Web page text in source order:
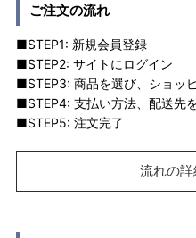
ご注文の流れ
■STEP1: 新規会員登録
■STEP2: サイトにログイン
■STEP3: 商品を選び、ショッ
■STEP4: 支払い方法、配送先
■STEP5: 注文完了
流れの